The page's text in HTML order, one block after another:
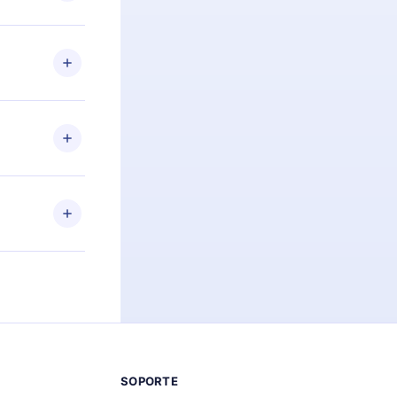
Por
el
de
más de
leer o
iOS,
momento
SOPORTE